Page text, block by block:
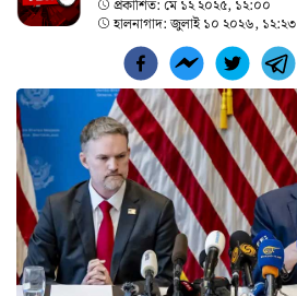
প্রকাশিত: মে ১২ ২০২৫, ১২:০০
হালনাগাদ:জুলাই ১০ ২০২৬, ১২:২৩